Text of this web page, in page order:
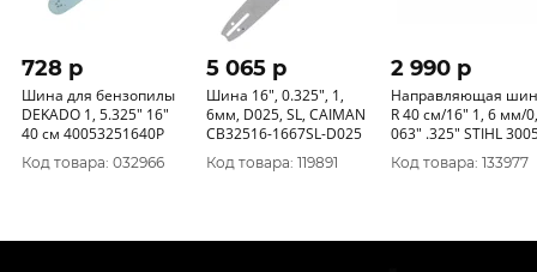
728 p
Шина для бензопилы
DEKADO 1, 5.325" 16"
40 см 40053251640Р
Код товара: 032966
5 065 p
Шина 16", 0.325", 1,
6мм, D025, SL, CAIMAN
CB32516-1667SL-D025
Код товара: 119891
2 990 p
Направляющая
R 40 см/16" 1, 6 мм/0,
063" .325" STIHL
000-4713
Код товара: 133977